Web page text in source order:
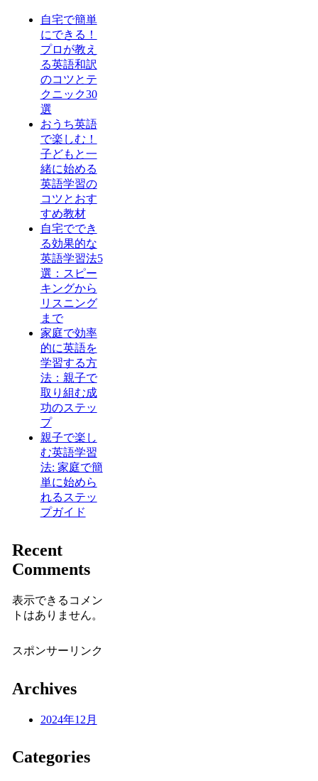
自宅で簡単
にできる！
プロが教え
る英語和訳
のコツとテ
クニック30
選
おうち英語
で楽しむ！
子どもと一
緒に始める
英語学習の
コツとおす
すめ教材
自宅ででき
る効果的な
英語学習法5
選：スピー
キングから
リスニング
まで
家庭で効率
的に英語を
学習する方
法：親子で
取り組む成
功のステッ
プ
親子で楽し
む英語学習
法: 家庭で簡
単に始めら
れるステッ
プガイド
Recent
Comments
表示できるコメン
トはありません。
スポンサーリンク
Archives
2024年12月
Categories